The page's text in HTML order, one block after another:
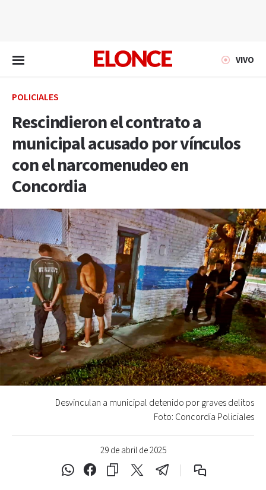
VIVO
POLICIALES
Rescindieron el contrato a
municipal acusado por vínculos
con el narcomenudeo en
Concordia
29 de abril de 2025
Desvinculan a municipal detenido por graves delitos
Foto: Concordia Policiales